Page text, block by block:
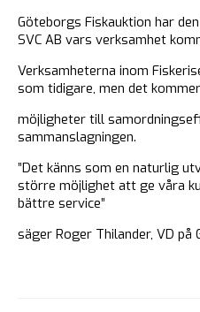
Göteborgs Fiskauktion har
SVC AB vars verksamhet
Verksamheterna inom
som tidigare, men det
möjligheter till
sammanslagningen.
”Det känns som en naturlig
större möjlighet att ge våra
bättre service”
säger Roger Thilander, VD på